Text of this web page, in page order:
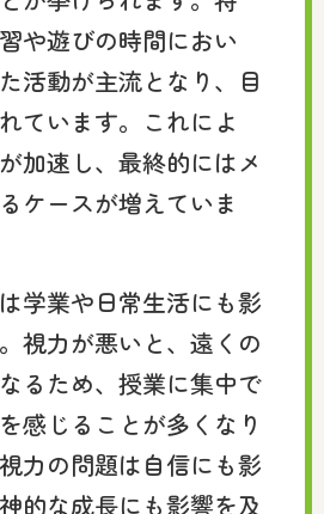
や遊びの時間におい
活動が主流となり、目
ています。これによ
加速し、最終的にはメ
ケースが増えていま
学業や日常生活にも影
視力が悪いと、遠くの
るため、授業に集中で
感じることが多くなり
力の問題は自信にも影
的な成長にも影響を及